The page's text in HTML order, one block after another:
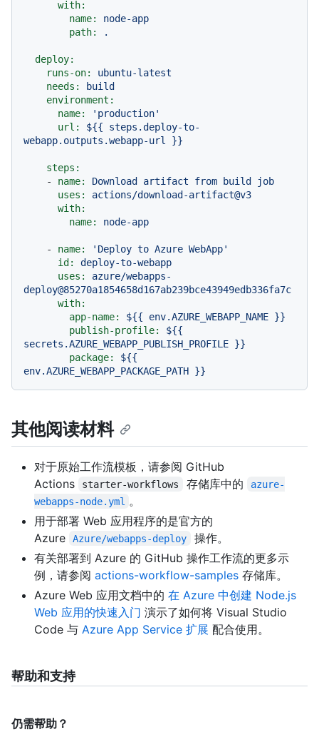
with:
name:
node-app
path:
.
deploy:
runs-on:
ubuntu-latest
needs:
build
environment:
name:
'production'
url:
${{
steps.deploy-to-
webapp.outputs.webapp-url
}}
steps:
-
name: Download artifact from build
job
uses:
actions/download-artifact@v3
with:
name:
node-app
- name:
'Deploy to Azure WebApp'
id:
deploy-to-webapp
uses:
azure/webapps-
deploy@85270a1854658d167ab239bce43949edb336fa7c
with:
app-name:
${{ env.AZURE_WEBAPP_NAME }}
publish-profile:
${{
secrets.AZURE_WEBAPP_PUBLISH_PROFILE }}
package:
${{
env.AZURE_WEBAPP_PACKAGE_PATH }}
其他阅读材料
对于原始工作流模板，请参阅 GitHub
Actions
starter-workflows 存储库中的
azure-
webapps-node.yml
。
用于部署 Web 应用程序的是官方的
Azure
Azure/webapps-deploy
操作。
有关部署到 Azure 的 GitHub 操作工作流的更多示
例，请参阅 actions-workflow-samples 存储库。
Azure Web 应用文档中的 在 Azure 中创建 Node.js
Web 应用的快速入门 演示了如何将 Visual Studio
Code 与 Azure App Service 扩展 配合使用。
帮助和支持
仍需帮助？